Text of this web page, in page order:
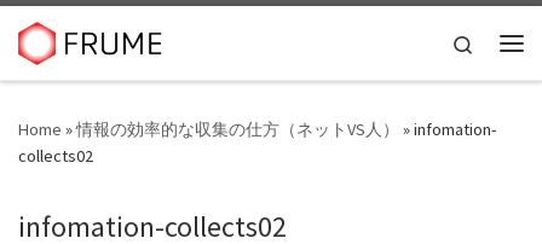
Skip to content
Search
Home »情報の効率的な収集の仕方（ネットVS人） »infomation-
collects02
infomation-collects02